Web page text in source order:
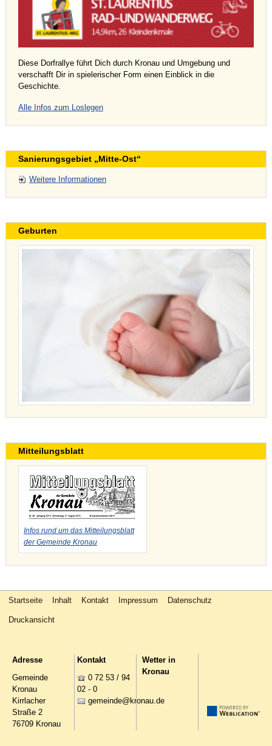
Diese Dorfrallye führt Dich durch Kronau und Umgebung und
verschafft Dir in spielerischer Form einen Einblick in die
Geschichte.
Alle Infos zum Loslegen
Sanierungsgebiet „Mitte-Ost“
Weitere Informationen
Geburten
Mitteilungsblatt
Infos rund um das Mitteilungsblatt
der Gemeinde Kronau
Startseite Inhalt Kontakt Impressum Datenschutz
Druckansicht
Adresse
Gemeinde
Kronau
Kirrlacher
Straße 2
76709 Kronau
Kontakt
0 72 53 / 94
02 - 0
g m nd kr n d
Wetter in
Kronau